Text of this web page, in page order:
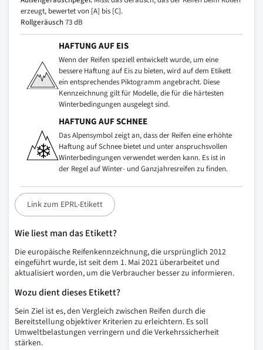
erzeugt, bewertet von [A] bis [C].
Rollgeräusch73 dB
HAFTUNG AUF EIS
Wenn der Reifen speziell entwickelt wurde, um eine
bessere Haftung auf Eis zu bieten, wird auf dem Etikett
ein entsprechendes Piktogramm angebracht. Diese
Kennzeichnung gilt für Modelle, die für die härtesten
Winterbedingungen ausgelegt sind.
HAFTUNG AUF SCHNEE
Das Alpensymbol zeigt an, dass der Reifen eine erhöhte
Haftung auf Schnee bietet und unter anspruchsvollen
Winterbedingungen verwendet werden kann. Es ist in
der Regel auf Winter- und Ganzjahresreifen zu finden.
Link zum EPRL-Etikett
Wie liest man das Etikett?
Die europäische Reifenkennzeichnung, die ursprünglich 2012
eingeführt wurde, ist seit dem 1. Mai 2021 überarbeitet und
aktualisiert worden, um die Verbraucher besser zu informieren.
Wozu dient dieses Etikett?
Sein Ziel ist es, den Vergleich zwischen Reifen durch die
Bereitstellung objektiver Kriterien zu erleichtern. Es soll
Umweltbelastungen verringern und die Verkehrssicherheit
stärken.